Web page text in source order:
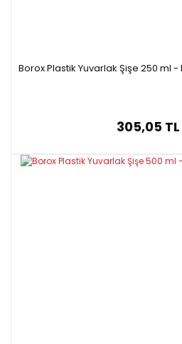
Borox Plastik Yuvarlak Şişe 250 ml -
305,05 TL